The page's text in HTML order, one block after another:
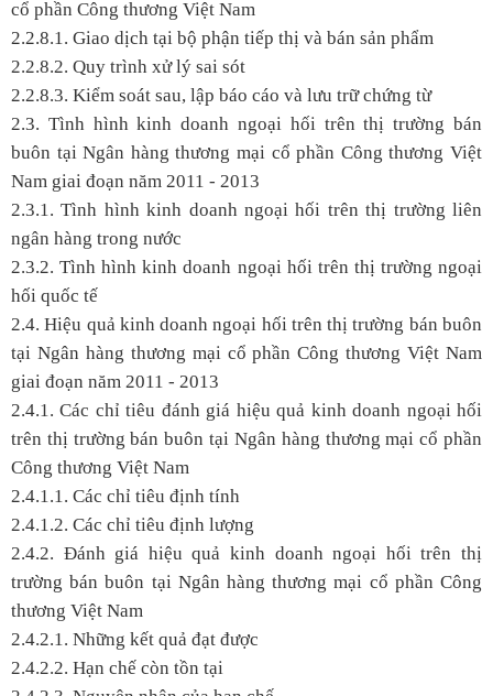
cổ phần Công thương Việt Nam
2.2.8.1. Giao dịch tại bộ phận tiếp thị và bán sản phẩm
2.2.8.2. Quy trình xử lý sai sót
2.2.8.3. Kiểm soát sau, lập báo cáo và lưu trữ chứng từ
2.3. Tình hình kinh doanh ngoại hối trên thị trường bán
buôn tại Ngân hàng thương mại cổ phần Công thương Việt
Nam giai đoạn năm 2011 - 2013
2.3.1. Tình hình kinh doanh ngoại hối trên thị trường liên
ngân hàng trong nước
2.3.2. Tình hình kinh doanh ngoại hối trên thị trường ngoại
hối quốc tế
2.4. Hiệu quả kinh doanh ngoại hối trên thị trường bán buôn
tại Ngân hàng thương mại cổ phần Công thương Việt Nam
giai đoạn năm 2011 - 2013
2.4.1. Các chỉ tiêu đánh giá hiệu quả kinh doanh ngoại hối
trên thị trường bán buôn tại Ngân hàng thương mại cổ phần
Công thương Việt Nam
2.4.1.1. Các chỉ tiêu định tính
2.4.1.2. Các chỉ tiêu định lượng
2.4.2. Đánh giá hiệu quả kinh doanh ngoại hối trên thị
trường bán buôn tại Ngân hàng thương mại cổ phần Công
thương Việt Nam
2.4.2.1. Những kết quả đạt được
2.4.2.2. Hạn chế còn tồn tại